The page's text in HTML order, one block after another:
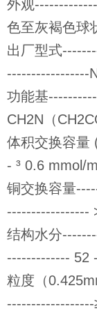
外观
色至灰褐色球
出厂型式
-----------------
功能基
CH2N（
体积交换容量
- ³ 0.6 mmol/
铜交换容量
-----------------
结构水分
------------- 52
粒度（
------------------